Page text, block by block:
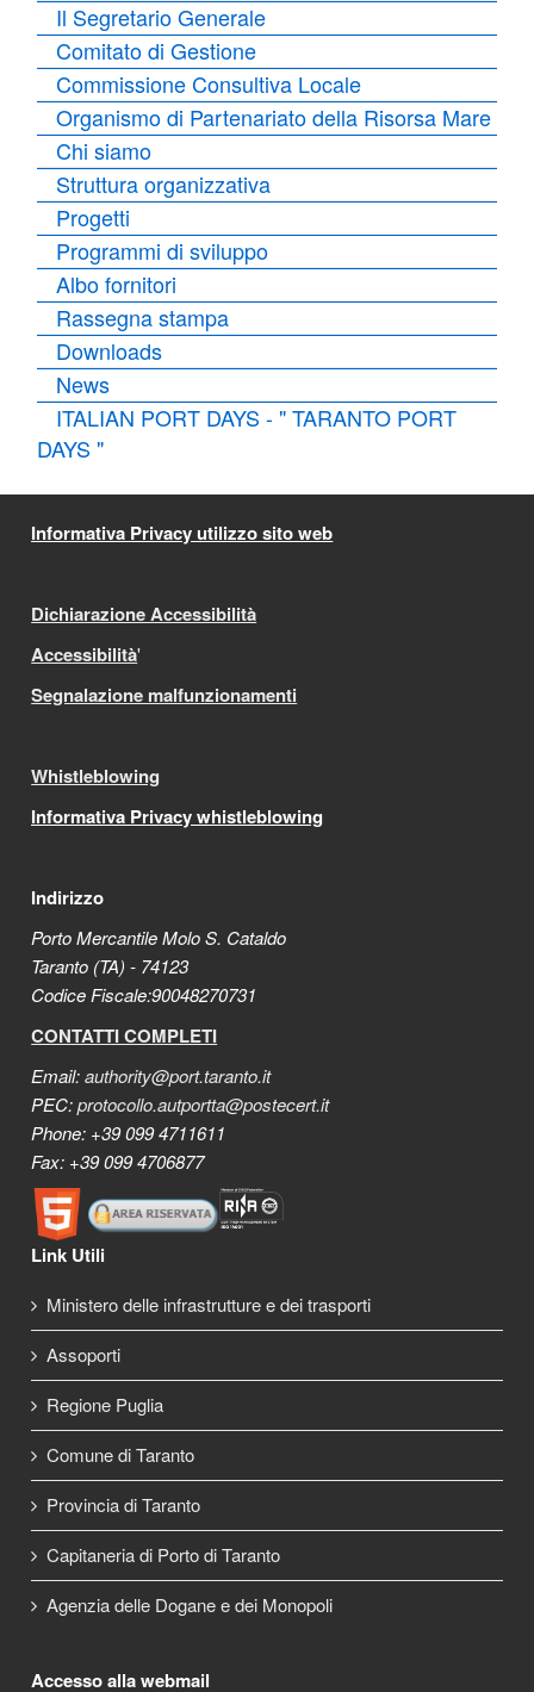
Il Segretario Generale
Comitato di Gestione
Commissione Consultiva Locale
Organismo di Partenariato della Risorsa Mare
Chi siamo
Struttura organizzativa
Progetti
Programmi di sviluppo
Albo fornitori
Rassegna stampa
Downloads
News
ITALIAN PORT DAYS - " TARANTO PORT
DAYS "
Informativa Privacy utilizzo sito web
Dichiarazione Accessibilità
Accessibilità'
Segnalazione malfunzionamenti
Whistleblowing
Informativa Privacy whistleblowing
Indirizzo
Porto Mercantile Molo S. Cataldo
Taranto (TA) - 74123
Codice Fiscale:90048270731
CONTATTI COMPLETI
Email:authority@port.taranto.it
PEC:protocollo.autportta@postecert.it
Phone: +39 099 4711611
Fax: +39 099 4706877
Link Utili
Ministero delle infrastrutture e dei trasporti
Assoporti
Regione Puglia
Comune di Taranto
Provincia di Taranto
Capitaneria di Porto di Taranto
Agenzia delle Dogane e dei Monopoli
Accesso alla webmail